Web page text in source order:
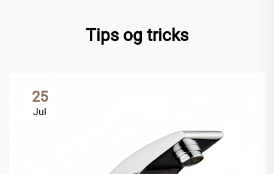
Tips og tricks
25
Jul